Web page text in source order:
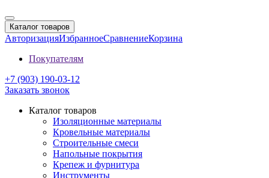
Каталог товаров
АвторизацияИзбранноеСравнениеКорзина
Покупателям
+7 (903) 190-03-12
Заказать звонок
Каталог товаров
Изоляционные материалы
Кровельные материалы
Строительные смеси
Напольные покрытия
Крепеж и фурнитура
Инструменты